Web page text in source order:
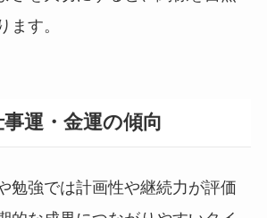
ます。
運・金運の傾向
勉強では計画性や継続力が評価